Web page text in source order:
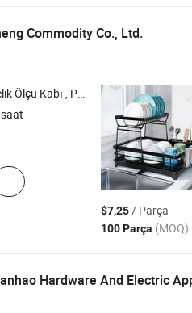
Commodity Co., Ltd.
Çelik Kupa , Paslanmaz Çelik Ürünler , Gıda Saklama Kabı
$7,25/ Parça
100 Parça (MOQ)
Hardware And Electric